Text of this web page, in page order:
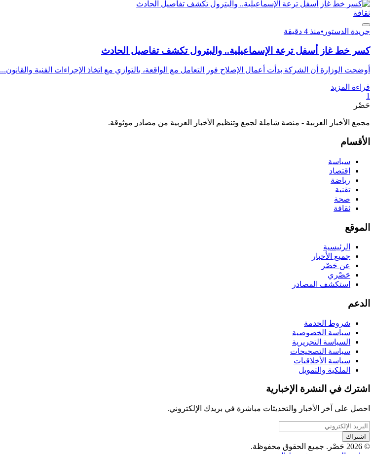
ثقافة
جريدة الدستور •منذ 4 دقيقة
كسر خط غاز أسفل ترعة الإسماعيلية.. والبترول تكشف تفاصيل الحادث
أوضحت الوزارة أن الشركة بدأت أعمال الإصلاح فور التعامل مع الواقعة، بالتوازي مع اتخاذ الإجراءات الفنية والقانون...
قراءة المزيد
1
حَصْر
مجمع الأخبار العربية - منصة شاملة لجمع وتنظيم الأخبار العربية من مصادر موثوقة.
الأقسام
سياسة
اقتصاد
رياضة
تقنية
صحة
ثقافة
الموقع
الرئيسية
جميع الأخبار
عن حَصْر
حَصْري
استكشف المصادر
الدعم
شروط الخدمة
سياسة الخصوصية
السياسة التحريرية
سياسة التصحيحات
سياسة الأخلاقيات
الملكية والتمويل
اشترك في النشرة الإخبارية
احصل على آخر الأخبار والتحديثات مباشرة في بريدك الإلكتروني.
اشتراك
© 2026 حَصْر. جميع الحقوق محفوظة.